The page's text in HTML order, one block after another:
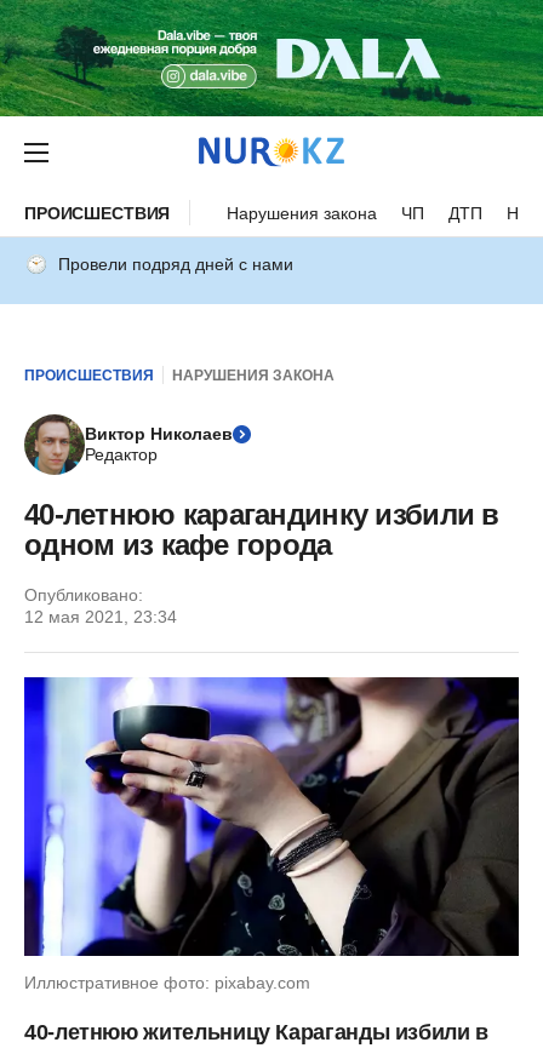
ПРОИСШЕСТВИЯ Нарушения закона ЧП ДТП
Провели подряд дней с нами
ПРОИСШЕСТВИЯ НАРУШЕНИЯ ЗАКОНА
Виктор Николаев
Редактор
40-летнюю карагандинку избили в
одном из кафе города
Опубликовано:
12 мая 2021, 23:34
Иллюстративное фото: pixabay.com
40-летнюю жительницу Караганды избили в